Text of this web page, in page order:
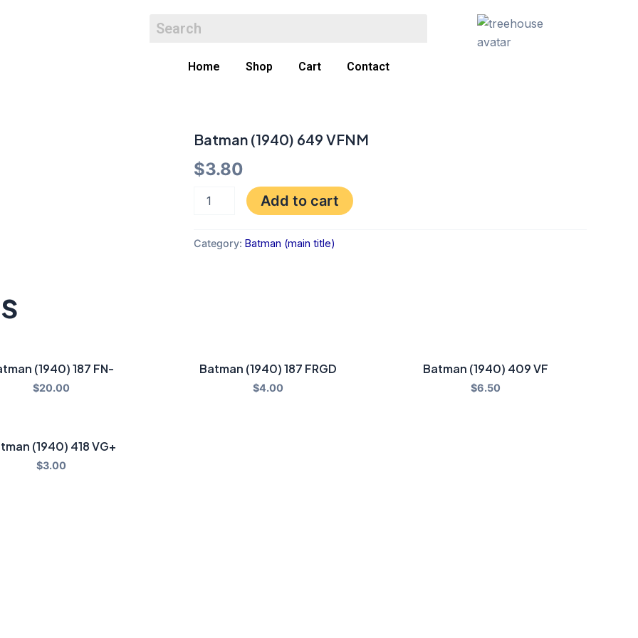
Home Shop Cart Contact
Batman (1940) 649 VFNM
$3.80
Batman
649
VFNM
quantity
Add to cart
Category: Batman (main title)
(1940) 187 FN-
$20.00
Batman (1940) 187 FRGD
$4.00
Batman (1940) 409 VF
$6.50
(1940) 418 VG+
$3.00